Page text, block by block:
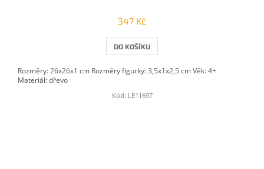
347 Kč
DO KOŠÍKU
Rozměry: 26x26x1 cm Rozměry figurky: 3,5x1x2,5 cm Věk: 4+
Materiál: dřevo
Kód: LE11697